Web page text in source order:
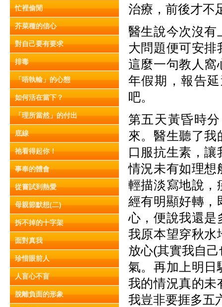
忙裡偷閒
芥菜種的信心
對自己要有要求
排毒
「唔執輸」的心態
如何活在當下？
「理所當然」的付出
底線
祂看得起你！
事奉的體會
從嘗試到熱愛
母親節默想(二)
拆不掉的十字架
面對真我
珍惜眼前人
人盲心不盲
脫離負面的形象
治療，前後才不
醫生說今次沒有
大問題便可安排
這麼一句教人窩
年假期，報告
吧。
第五天黃昏時
來。醫生聽了我
口服抗生素，
情況未有如理想
輕描淡寫地說，
經有明顯好轉，
心，便說我還是
我原本望穿秋水
放心(其實我自
氣。再加上明日
我的情況真的未
我豈非要捱多五